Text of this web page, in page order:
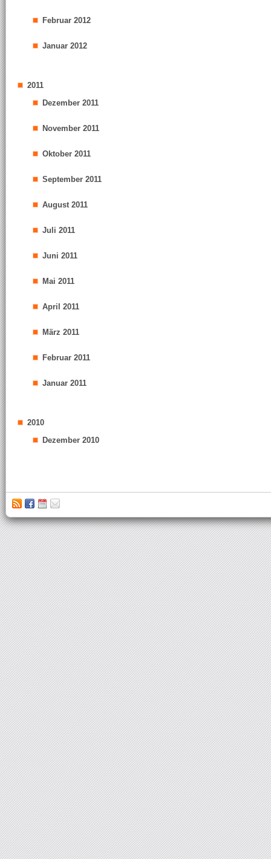
Februar 2012
Januar 2012
2011
Dezember 2011
November 2011
Oktober 2011
September 2011
August 2011
Juli 2011
Juni 2011
Mai 2011
April 2011
März 2011
Februar 2011
Januar 2011
2010
Dezember 2010